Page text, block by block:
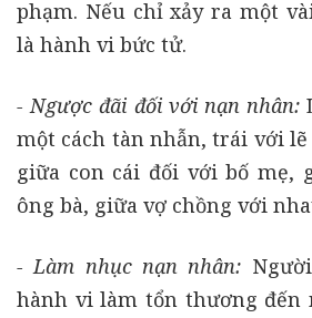
phạm. Nếu chỉ xảy ra một
là hành vi bức tử.
- Ngược đãi đối với nạn nhân:
một cách tàn nhẫn, trái với
giữa con cái đối với bố mẹ,
ông bà, giữa vợ chồng với
- Làm nhục nạn nhân:
hành vi làm tổn thương đến